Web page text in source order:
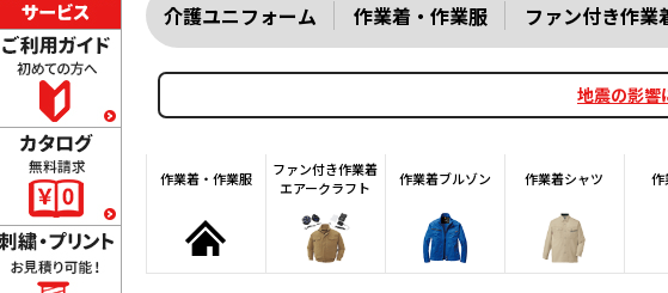
介護ユニフォーム 作業着・作業服 ファン付き作業
地震の影
作業着・作業服
ファン付き作業着
エアークラフト
作業着ブルゾン 作業着シャツ 作